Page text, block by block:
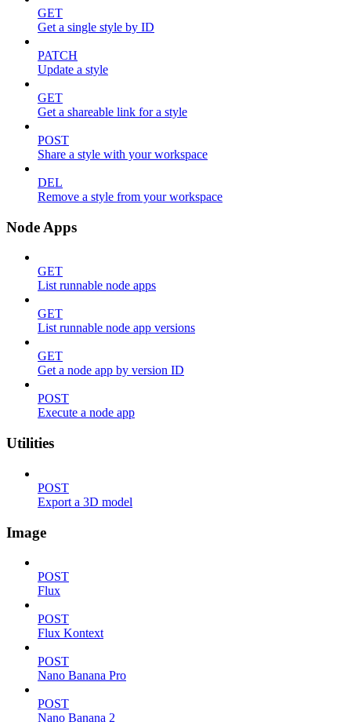
GET
Get a single style by ID
PATCH
Update a style
GET
Get a shareable link for a style
POST
Share a style with your workspace
DEL
Remove a style from your workspace
Node Apps
GET
List runnable node apps
GET
List runnable node app versions
GET
Get a node app by version ID
POST
Execute a node app
Utilities
POST
Export a 3D model
Image
POST
Flux
POST
Flux Kontext
POST
Nano Banana Pro
POST
Nano Banana 2